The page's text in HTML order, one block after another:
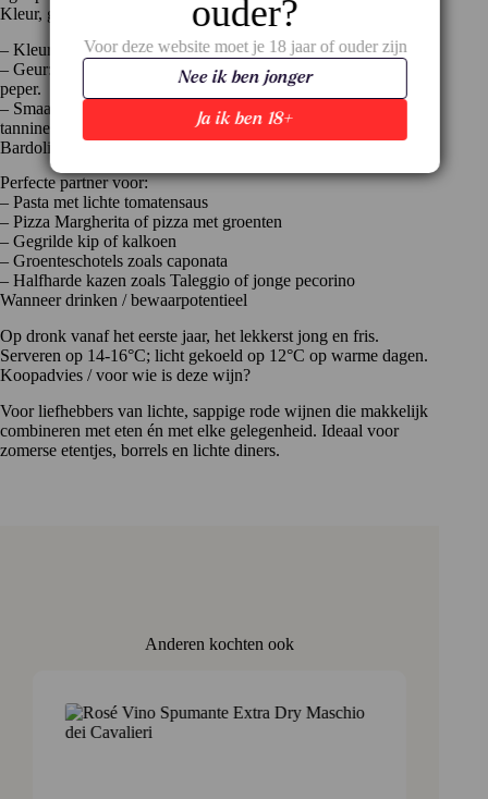
Kleur, geur en smaak
– Kleur: helder robijnrood.
– Geur: kersen, frambozen, rozenblaadjes en een vleugje witte
peper.
– Smaak: soepel, sappig en fruitig, met frisse zuren en zachte
tannines. Elegant en heerlijk doordrinkbaar.
Bardolino Tinazzi: wijn-spijscombinaties
Perfecte partner voor:
– Pasta met lichte tomatensaus
– Pizza Margherita of pizza met groenten
– Gegrilde kip of kalkoen
– Groenteschotels zoals caponata
– Halfharde kazen zoals Taleggio of jonge pecorino
Wanneer drinken / bewaarpotentieel
Op dronk vanaf het eerste jaar, het lekkerst jong en fris.
Serveren op 14-16°C; licht gekoeld op 12°C op warme dagen.
Koopadvies / voor wie is deze wijn?
Voor liefhebbers van lichte, sappige rode wijnen die makkelijk
combineren met eten én met elke gelegenheid. Ideaal voor
zomerse etentjes, borrels en lichte diners.
Anderen kochten ook
ouder?
Voor deze website moet je 18 jaar of ouder zijn
Ja ik ben 18+
Nee ik ben jonger